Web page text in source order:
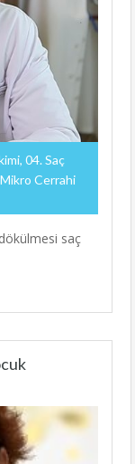
04. Saç
Mikro Cerrahi
saç